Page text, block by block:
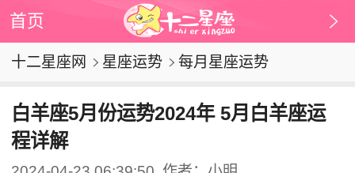
首页
十二星座网 星座运势 每月星座运势
白羊座5月份运势2024年 5月白羊座运
程详解